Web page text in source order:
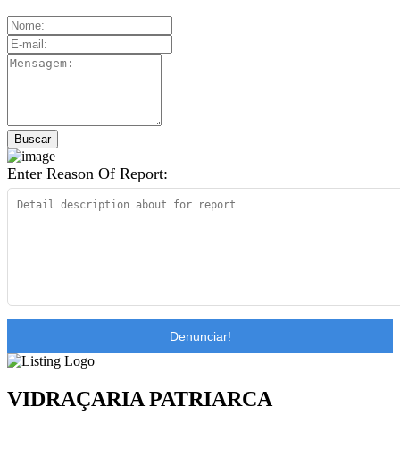
Enter Reason Of Report:
Denunciar!
VIDRAÇARIA PATRIARCA